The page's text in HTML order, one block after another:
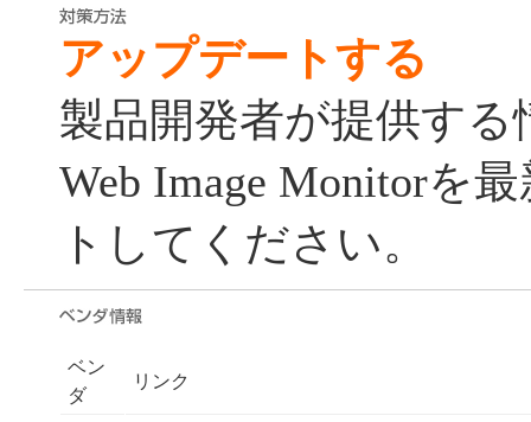
アップデートする
製品開発者が提供す
Web Image Monitorを
トしてください。
ベン
ダ
リンク